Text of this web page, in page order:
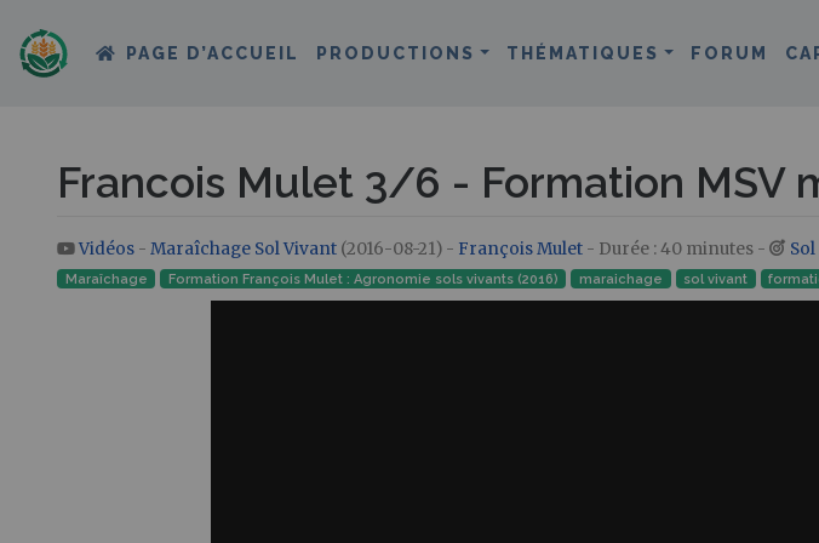
PAGE D’ACCUEIL PRODUCTIONS THÉMATIQUES FORUM
Francois Mulet 3/6 - Formation MSV
Aller à :navigation,rechercher
Vidéos - Maraîchage Sol Vivant (2016-08-21) - François Mulet - Durée : 40 minutes -
Maraîchage Formation François Mulet : Agronomie sols vivants (2016) maraichage sol vivant